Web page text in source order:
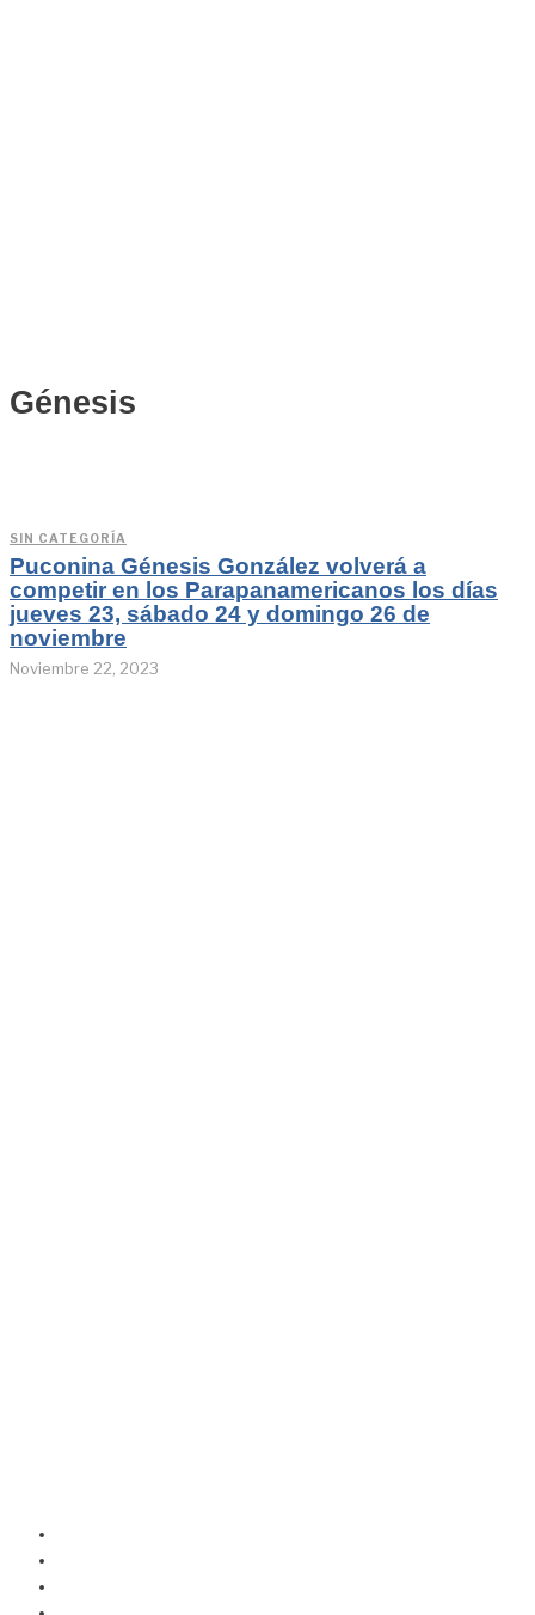
Génesis
SIN CATEGORÍA
Puconina Génesis González volverá a
competir en los Parapanamericanos los días
jueves 23, sábado 24 y domingo 26 de
noviembre
Noviembre 22, 2023